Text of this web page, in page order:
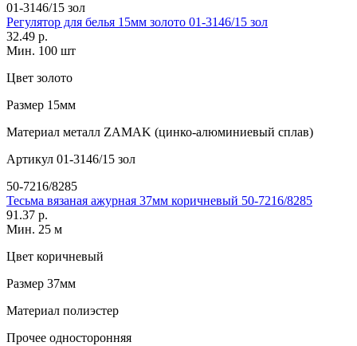
01-3146/15 зол
Регулятор для белья 15мм золото 01-3146/15 зол
32.49 р.
Мин. 100 шт
Цвет золото
Размер 15мм
Материал металл ZAMAK (цинко-алюминиевый сплав)
Артикул 01-3146/15 зол
50-7216/8285
Тесьма вязаная ажурная 37мм коричневый 50-7216/8285
91.37 р.
Мин. 25 м
Цвет коричневый
Размер 37мм
Материал полиэстер
Прочее односторонняя